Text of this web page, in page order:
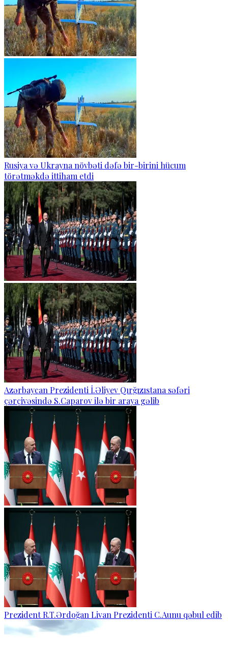
Rusiya və Ukrayna növbəti dəfə bir-birini hücum
törətməkdə ittiham etdi
Azərbaycan Prezidenti İ.Əliyev Qırğızıstana səfəri
çərçivəsində S.Caparov ilə bir araya gəlib
Prezident R.T.Ərdoğan Livan Prezidenti C.Aunu qəbul edib